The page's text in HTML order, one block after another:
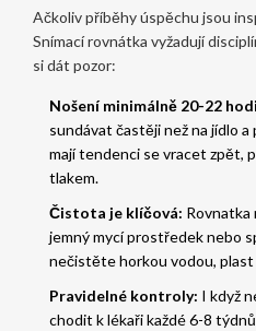
Ačkoliv příběhy úspěchu jsou
Snímací rovnátka vyžadují
si dát pozor:
Nošení minimálně 20-22
sundávat častěji než na jídlo
mají tendenci se vracet zpět,
tlakem.
Čistota je klíčová: Rovnatka
jemný mycí prostředek nebo
nečistěte horkou vodou, plast
Pravidelné kontroly: I když
chodit k lékaři každé 6-8